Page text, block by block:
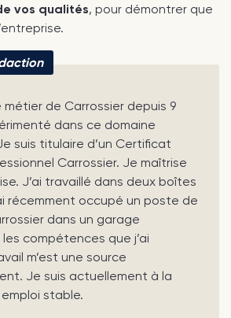
vos qualités, pour démontrer que
de Carrossier depuis 9
dans ce domaine
suis titulaire d’un Certificat
Carrossier. Je maîtrise
J’ai travaillé dans deux boîtes
récemment occupé un poste de
dans un garage
compétences que j’ai
m’est une source
Je suis actuellement à la
stable.